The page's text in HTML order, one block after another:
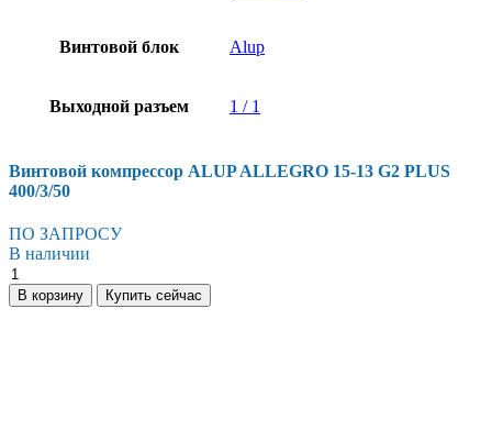
Винтовой блок Alup
Выходной разъем 1 / 1
Винтовой компрессор ALUP ALLEGRO 15-13 G2 PLUS
400/3/50
ПО ЗАПРОСУ
В наличии
Винтовой
компрессор
ALUP
В корзину Купить сейчас